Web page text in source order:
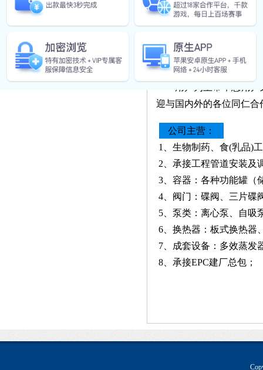
竭力的为客户所想，生
华强中天的服务更胜于
际 能自始自终地达到高
公司宗旨：
用户为上帝，想用
迎与国内外的各位同仁合
公司主营：
1、生物制药、食(乳品)
2、承接工程管道安装及
3、容器：各种功能罐（
4、阀门：碟阀、三片碟
5、泵类：离心泵、自吸
6、换热器：板式换热器
7、成套设备：多效蒸发
8、承接EPC建厂总包；